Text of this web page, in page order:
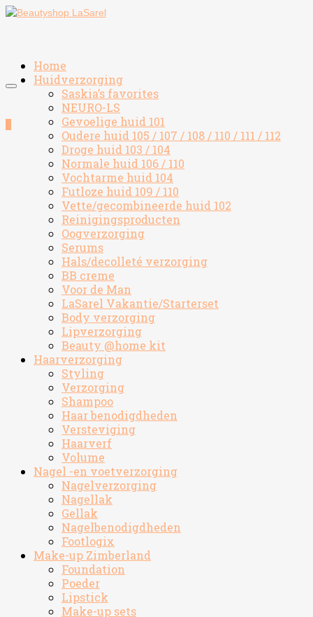
Home
Huidverzorging
Saskia’s favorites
NEURO-LS
Gevoelige huid 101
Oudere huid 105 / 107 / 108 / 110 / 111 / 112
Droge huid 103 / 104
Normale huid 106 / 110
Vochtarme huid 104
Futloze huid 109 / 110
Vette/gecombineerde huid 102
Reinigingsproducten
Oogverzorging
Serums
Hals/decolleté verzorging
BB creme
Voor de Man
LaSarel Vakantie/Starterset
Body verzorging
Lipverzorging
Beauty @home kit
Haarverzorging
Styling
Verzorging
Shampoo
Haar benodigdheden
Versteviging
Haarverf
Volume
Nagel -en voetverzorging
Nagelverzorging
Nagellak
Gellak
Nagelbenodigdheden
Footlogix
Make-up Zimberland
Foundation
Poeder
Lipstick
Make-up sets